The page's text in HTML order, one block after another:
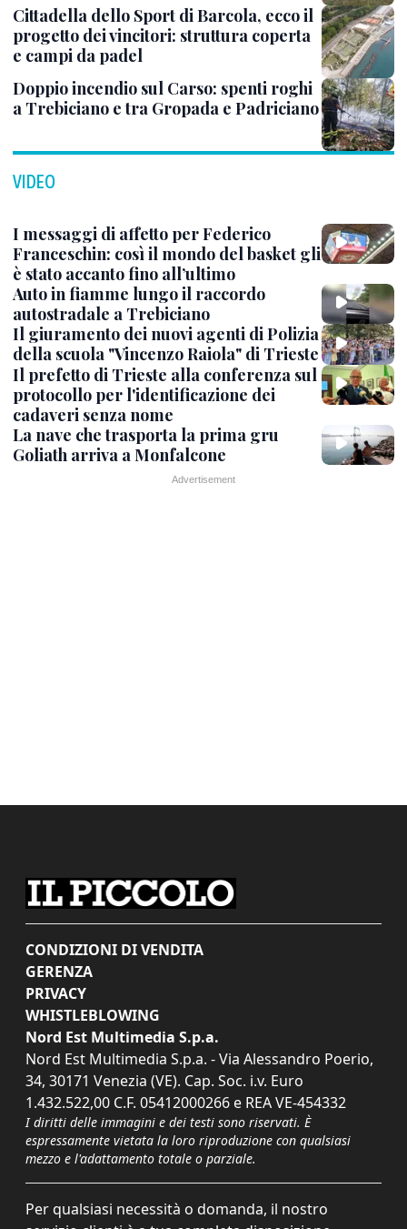
Cittadella dello Sport di Barcola, ecco il
progetto dei vincitori: struttura coperta
e campi da padel
Doppio incendio sul Carso: spenti roghi
a Trebiciano e tra Gropada e Padriciano
VIDEO
I messaggi di affetto per Federico
Franceschin: così il mondo del basket gli
è stato accanto fino all’ultimo
Auto in fiamme lungo il raccordo
autostradale a Trebiciano
Il giuramento dei nuovi agenti di Polizia
della scuola "Vincenzo Raiola" di Trieste
Il prefetto di Trieste alla conferenza sul
protocollo per l'identificazione dei
cadaveri senza nome
La nave che trasporta la prima gru
Goliath arriva a Monfalcone
CONDIZIONI DI VENDITA
GERENZA
PRIVACY
WHISTLEBLOWING
Nord Est Multimedia S.p.a.
Nord Est Multimedia S.p.a. - Via Alessandro Poerio,
34, 30171 Venezia (VE). Cap. Soc. i.v. Euro
1.432.522,00 C.F. 05412000266 e REA VE-454332
I diritti delle immagini e dei testi sono riservati. È
espressamente vietata la loro riproduzione con qualsiasi
mezzo e l'adattamento totale o parziale.
Per qualsiasi necessità o domanda, il nostro